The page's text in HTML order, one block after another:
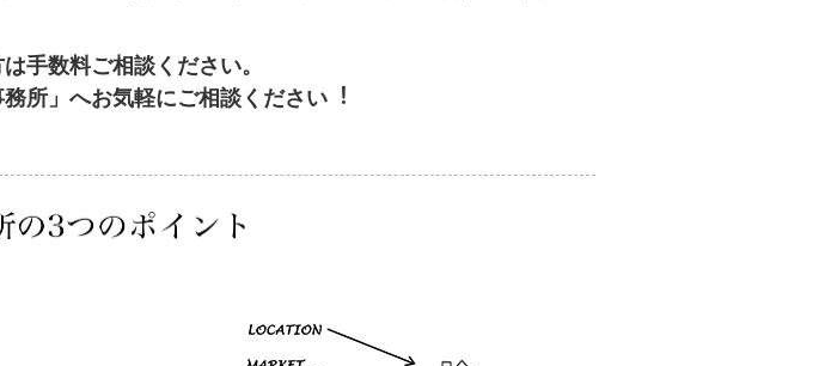
手数料ご相談ください。
所」へお気軽にご相談ください︕